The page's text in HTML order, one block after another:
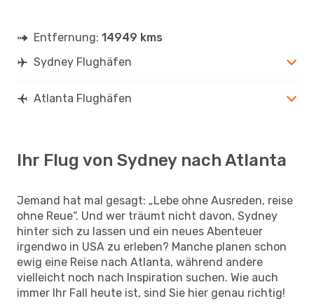
Entfernung: 14949 kms
Sydney Flughäfen
Atlanta Flughäfen
Ihr Flug von Sydney nach Atlanta
Jemand hat mal gesagt: „Lebe ohne Ausreden, reise
ohne Reue“. Und wer träumt nicht davon, Sydney
hinter sich zu lassen und ein neues Abenteuer
irgendwo in USA zu erleben? Manche planen schon
ewig eine Reise nach Atlanta, während andere
vielleicht noch nach Inspiration suchen. Wie auch
immer Ihr Fall heute ist, sind Sie hier genau richtig!